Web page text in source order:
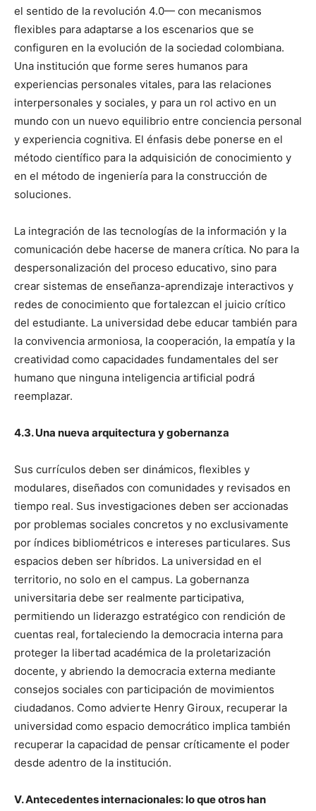
el sentido de la revolución 4.0— con mecanismos
flexibles para adaptarse a los escenarios que se
configuren en la evolución de la sociedad colombiana.
Una institución que forme seres humanos para
experiencias personales vitales, para las relaciones
interpersonales y sociales, y para un rol activo en un
mundo con un nuevo equilibrio entre conciencia personal
y experiencia cognitiva. El énfasis debe ponerse en el
método científico para la adquisición de conocimiento y
en el método de ingeniería para la construcción de
soluciones.
La integración de las tecnologías de la información y la
comunicación debe hacerse de manera crítica. No para la
despersonalización del proceso educativo, sino para
crear sistemas de enseñanza-aprendizaje interactivos y
redes de conocimiento que fortalezcan el juicio crítico
del estudiante. La universidad debe educar también para
la convivencia armoniosa, la cooperación, la empatía y la
creatividad como capacidades fundamentales del ser
humano que ninguna inteligencia artificial podrá
reemplazar.
4.3. Una nueva arquitectura y gobernanza
Sus currículos deben ser dinámicos, flexibles y
modulares, diseñados con comunidades y revisados en
tiempo real. Sus investigaciones deben ser accionadas
por problemas sociales concretos y no exclusivamente
por índices bibliométricos e intereses particulares. Sus
espacios deben ser híbridos. La universidad en el
territorio, no solo en el campus. La gobernanza
universitaria debe ser realmente participativa,
permitiendo un liderazgo estratégico con rendición de
cuentas real, fortaleciendo la democracia interna para
proteger la libertad académica de la proletarización
docente, y abriendo la democracia externa mediante
consejos sociales con participación de movimientos
ciudadanos. Como advierte Henry Giroux, recuperar la
universidad como espacio democrático implica también
recuperar la capacidad de pensar críticamente el poder
desde adentro de la institución.
V. Antecedentes internacionales: lo que otros han